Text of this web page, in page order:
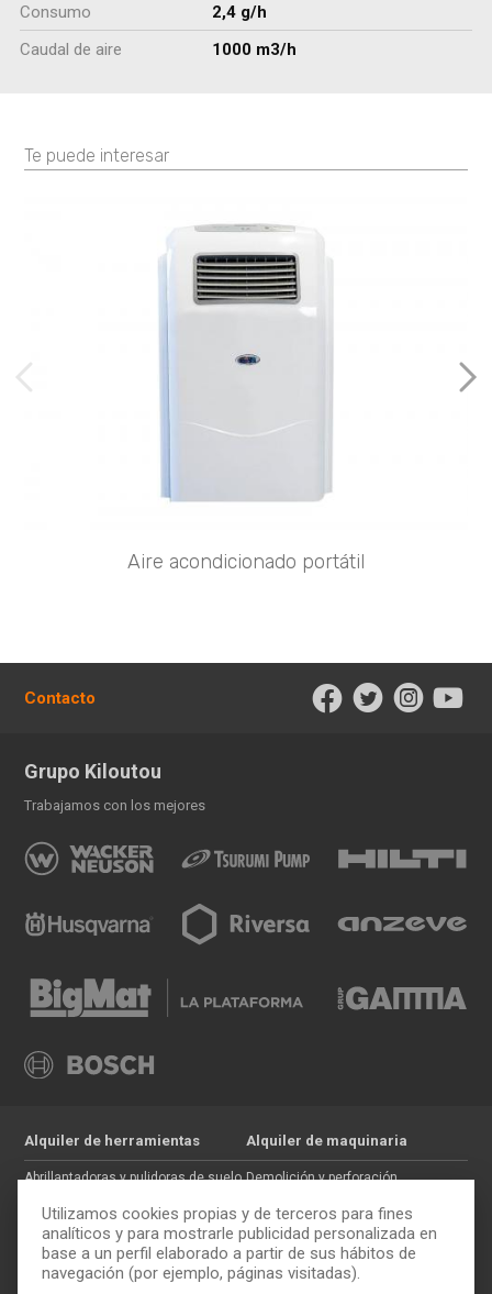
Consumo
2,4 g/h
Caudal de aire
1000 m3/h
Te puede interesar
Aire acondicionado portátil
imágenes anteriores
Contacto
Grupo Kiloutou
Trabajamos con los mejores
Alquiler de herramientas
Abrillantadoras y pulidoras de suelo
Tratamiento de maderas
Pintura y paredes
Electricidad
Alquiler de maquinaria
Demolición y perforación
Movimiento de tierras
Auxiliar de construcción
Trabajos en altura
Utilizamos cookies propias y de terceros para fines
analíticos y para mostrarle publicidad personalizada en
base a un perfil elaborado a partir de sus hábitos de
navegación (por ejemplo, páginas visitadas).